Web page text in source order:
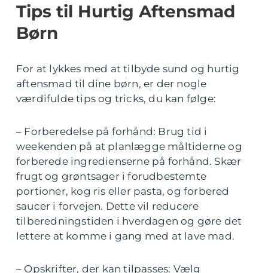
Tips til Hurtig Aftensmad
Børn
For at lykkes med at tilbyde sund og hurtig
aftensmad til dine børn, er der nogle
værdifulde tips og tricks, du kan følge:
– Forberedelse på forhånd: Brug tid i
weekenden på at planlægge måltiderne og
forberede ingredienserne på forhånd. Skær
frugt og grøntsager i forudbestemte
portioner, kog ris eller pasta, og forbered
saucer i forvejen. Dette vil reducere
tilberedningstiden i hverdagen og gøre det
lettere at komme i gang med at lave mad.
– Opskrifter, der kan tilpasses: Vælg